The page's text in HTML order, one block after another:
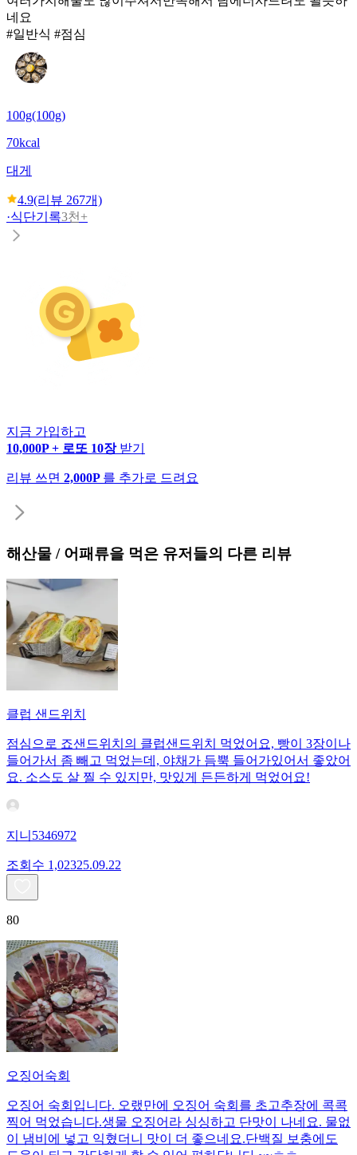
네요
#일반식 #점심
100g(100g)
70kcal
대게
4.9(리뷰 267개)
·식단기록3천+
지금 가입하고
10,000P + 로또 10장 받기
리뷰 쓰면 2,000P 를 추가로 드려요
해산물 / 어패류을 먹은 유저들의 다른 리뷰
클럽 샌드위치
점심으로 죠샌드위치의 클럽샌드위치 먹었어요, 빵이 3장이나
들어가서 좀 빼고 먹었는데, 야채가 듬뿍 들어가있어서 좋았어
요. 소스도 살 찔 수 있지만, 맛있게 든든하게 먹었어요!
지니5346972
조회수 1,02325.09.22
80
오징어숙회
오징어 숙회입니다. 오랬만에 오징어 숙회를 초고추장에 콕콕
찍어 먹었습니다.생물 오징어라 싱싱하고 단맛이 나네요. 물없
이 냄비에 넣고 익혔더니 맛이 더 좋으네요.단백질 보충에도